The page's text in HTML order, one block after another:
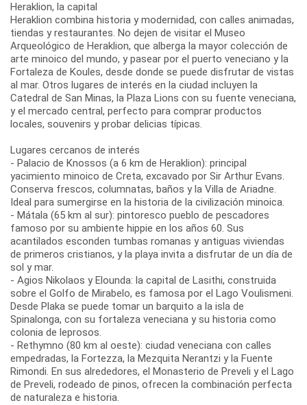
Heraklion, la capital
Heraklion combina historia y modernidad, con calles animadas,
tiendas y restaurantes. No dejen de visitar el Museo
Arqueológico de Heraklion, que alberga la mayor colección de
arte minoico del mundo, y pasear por el puerto veneciano y la
Fortaleza de Koules, desde donde se puede disfrutar de vistas
al mar. Otros lugares de interés en la ciudad incluyen la
Catedral de San Minas, la Plaza Lions con su fuente veneciana,
y el mercado central, perfecto para comprar productos
locales, souvenirs y probar delicias típicas.
Lugares cercanos de interés
- Palacio de Knossos (a 6 km de Heraklion): principal
yacimiento minoico de Creta, excavado por Sir Arthur Evans.
Conserva frescos, columnatas, baños y la Villa de Ariadne.
Ideal para sumergirse en la historia de la civilización minoica.
- Mátala (65 km al sur): pintoresco pueblo de pescadores
famoso por su ambiente hippie en los años 60. Sus
acantilados esconden tumbas romanas y antiguas viviendas
de primeros cristianos, y la playa invita a disfrutar de un día de
sol y mar.
- Agios Nikolaos y Elounda: la capital de Lasithi, construida
sobre el Golfo de Mirabelo, es famosa por el Lago Voulismeni.
Desde Plaka se puede tomar un barquito a la isla de
Spinalonga, con su fortaleza veneciana y su historia como
colonia de leprosos.
- Rethymno (80 km al oeste): ciudad veneciana con calles
empedradas, la Fortezza, la Mezquita Nerantzi y la Fuente
Rimondi. En sus alrededores, el Monasterio de Preveli y el Lago
de Preveli, rodeado de pinos, ofrecen la combinación perfecta
de naturaleza e historia.